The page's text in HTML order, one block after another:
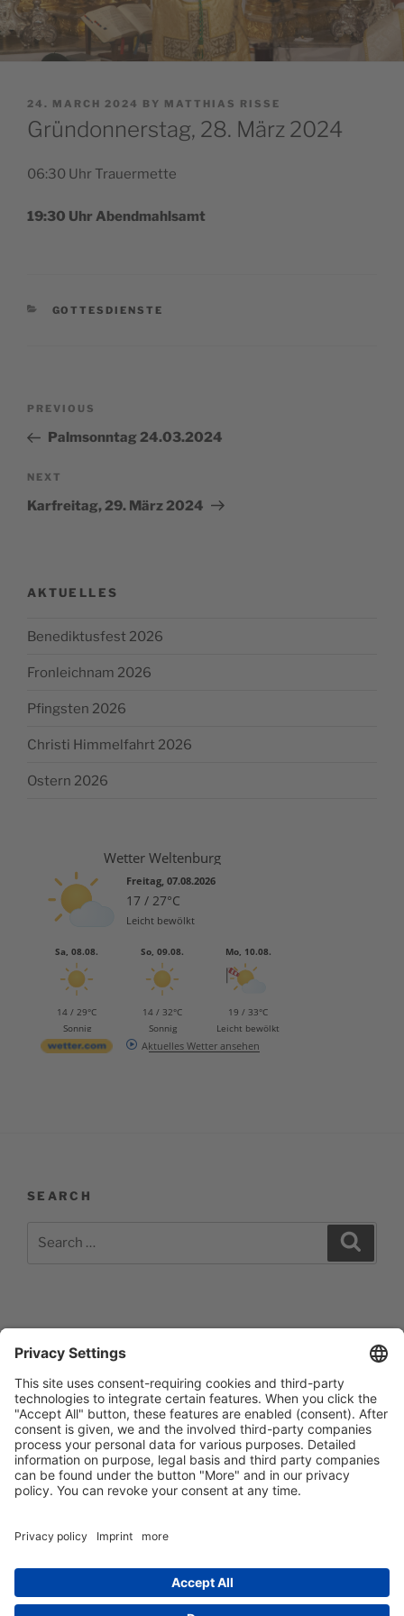
POSTED
ON
24. MARCH 2024 BY MATTHIAS RISSE
Gründonnerstag, 28. März 2024
06:30 Uhr Trauermette
19:30 Uhr Abendmahlsamt
CATEGORIES
GOTTESDIENSTE
Previous
Post
PREVIOUS
Palmsonntag 24.03.2024
Next
Post
NEXT
Karfreitag, 29. März 2024
AKTUELLES
Benediktusfest 2026
Fronleichnam 2026
Pfingsten 2026
Christi Himmelfahrt 2026
Ostern 2026
Wetter Weltenburg
Freitag, 07.08.2026
17 / 27°C
Leicht bewölkt
Sa, 08.08.
14 / 29°C
Sonnig
So, 09.08.
14 / 32°C
Sonnig
Mo, 10.08.
19 / 33°C
Leicht bewölkt
Aktuelles Wetter ansehen
SEARCH
Impressum
Barrierefreiheitserklärung
Datenschutzerklärung
Newsletter abonieren
FacebookE‑Mail